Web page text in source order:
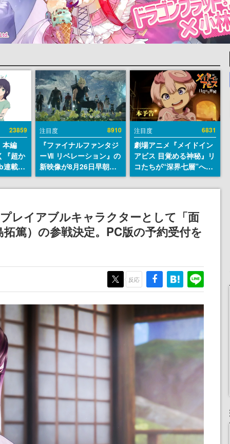
23859
本編
『超か
連載決
ンガレ
ミッ
は…
注目度 8910
『ファイナルファンタジ
ーⅦ リベレーション』の
新映像が8月26日早朝に
公開へ。『FF7』リメイ
クシリーズの完結編、
ニングナイトライブにて
ディレクターの浜口直樹
氏が登壇する予定
注目度 6831
劇場アニメ『メイドイン
アビス 目覚める神秘』リ
コたちが“深界七層”へ進
む予告映像が公開。新キ
ャストも発表、テパステ
ヴァリは星野貴紀さんが
担当する
レイアブルキャラクターとして「面
篤）の参戦決定。PC版の予約受付を
反応